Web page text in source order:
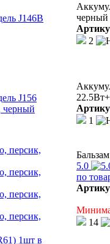
черный
2
1
5.0
по
14